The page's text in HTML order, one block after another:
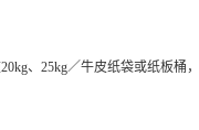
、25kg／牛皮纸袋或纸板桶，